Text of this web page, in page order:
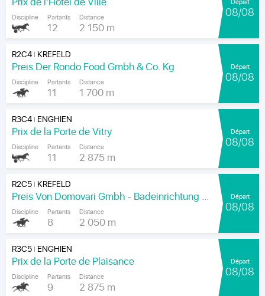
Discipline Partants
12
Distance
2 150 m
Départ
08/08
R2C4| KREFELD
Preis Der Rondo Food Gmbh & Co. Kg
Discipline Partants
11
Distance
1 700 m
Départ
08/08
R3C4| ENGHIEN
Prix de la Porte de Vitry
Discipline Partants
11
Distance
2 875 m
Départ
08/08
R2C5| KREFELD
Preis Von Domovari Gmbh - Badeinrichtung Auf Mass
Discipline Partants
8
Distance
2 050 m
Départ
08/08
R3C5| ENGHIEN
Prix de la Porte de Plaisance
Discipline Partants
9
Distance
2 875 m
Départ
08/08